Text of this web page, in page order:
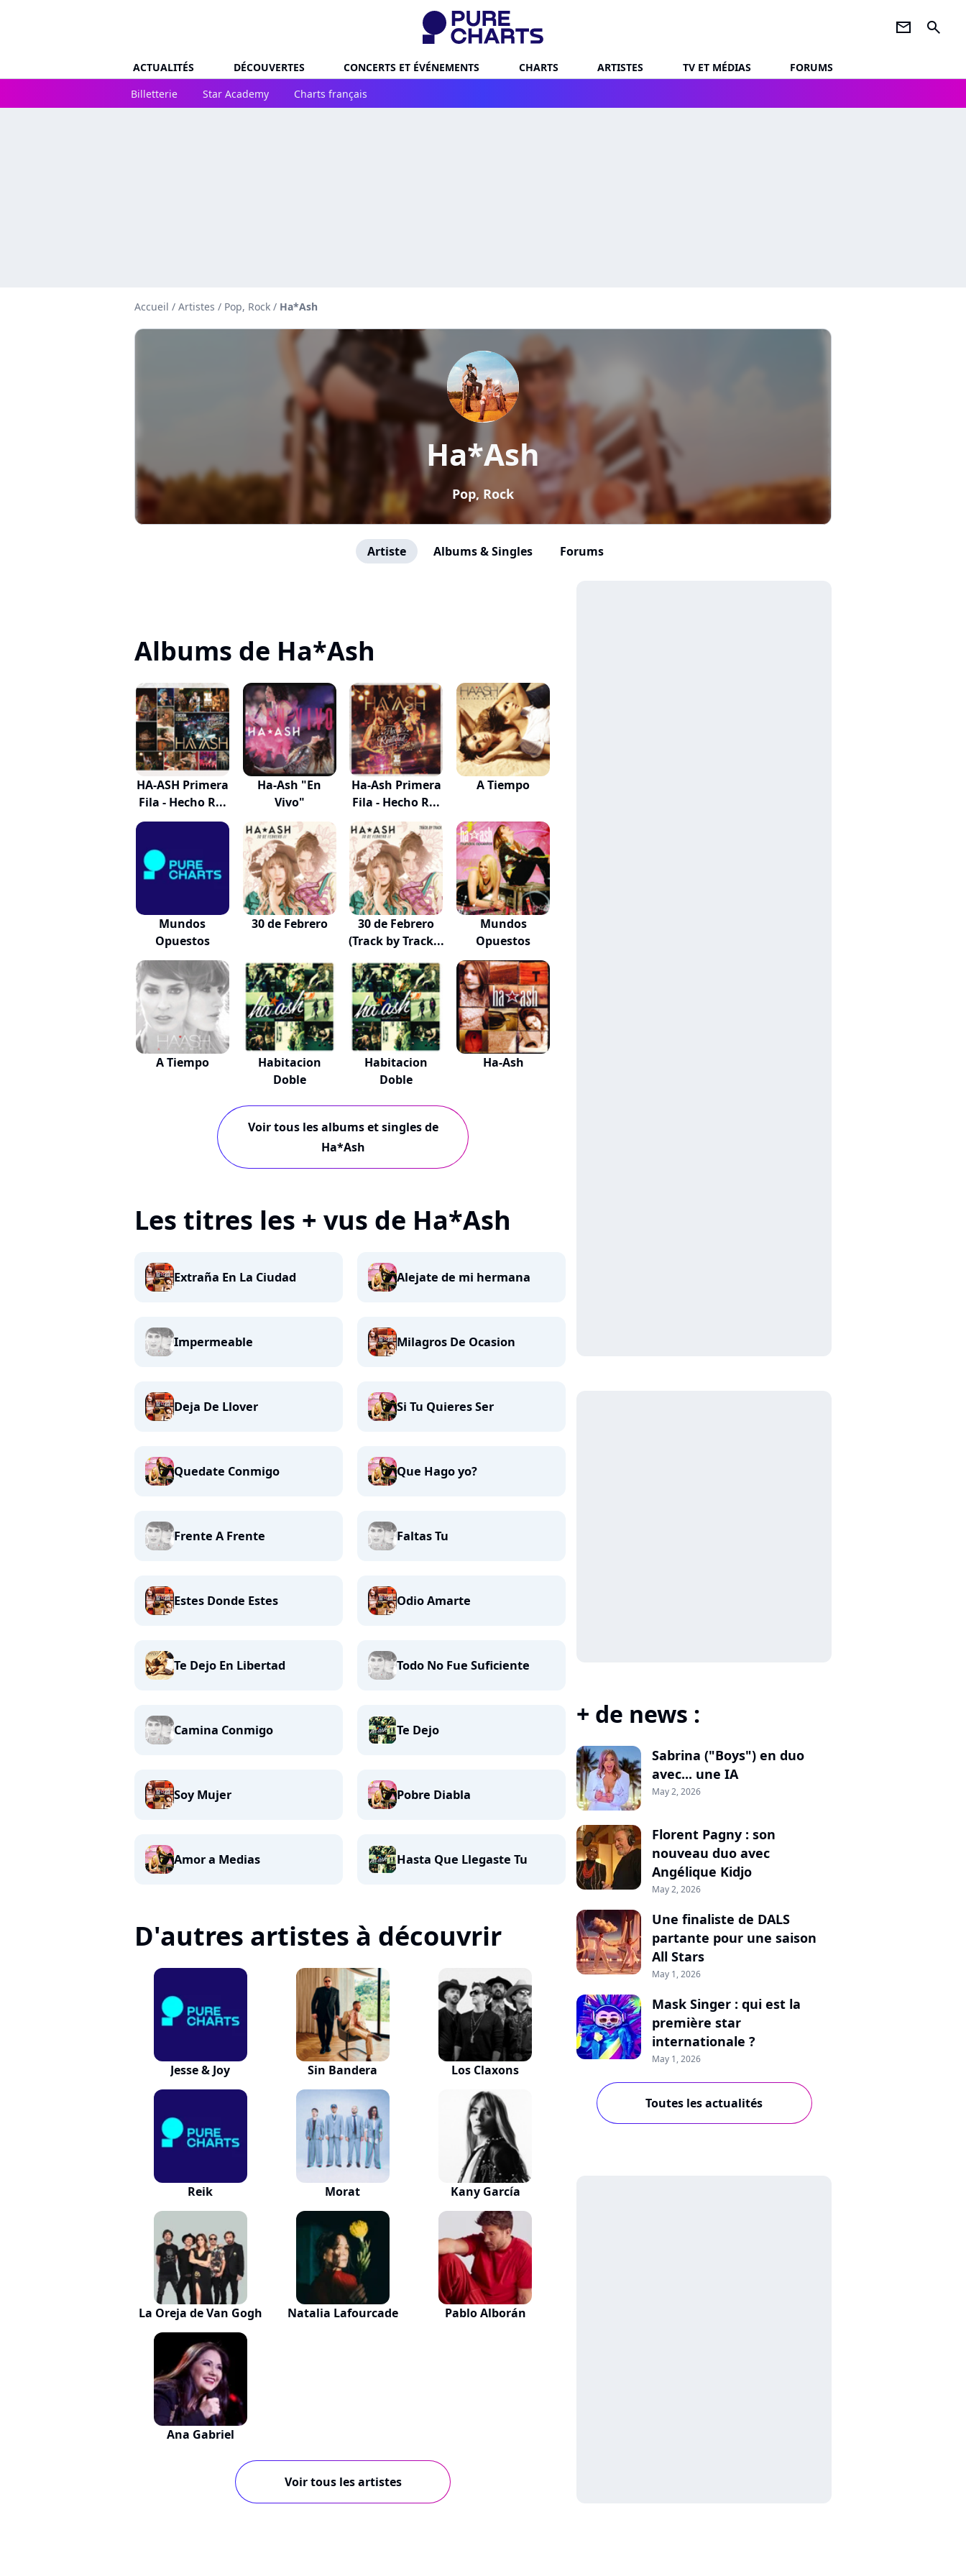
newsletter search
ACTUALITÉS DÉCOUVERTES CONCERTS ET ÉVÉNEMENTS CHARTS ARTISTES TV ET MÉDIAS
FORUMS
Billetterie
Star Academy Charts français
Accueil / Artistes / Pop, Rock / Ha*Ash
Ha*Ash
Pop, Rock
Artiste Albums & Singles Forums
Albums de Ha*Ash
HA-ASH Primera
Fila - Hecho R...
Ha-Ash "En
Vivo"
Ha-Ash Primera
Fila - Hecho R...
A Tiempo
Mundos
Opuestos
30 de Febrero
30 de Febrero
(Track by Track...
Mundos
Opuestos
A Tiempo
Habitacion
Doble
Habitacion
Doble
Ha-Ash
Voir tous les albums et singles de
Ha*Ash
Les titres les + vus de Ha*Ash
Extraña En La Ciudad Alejate de mi hermana
Impermeable Milagros De Ocasion
Deja De Llover Si Tu Quieres Ser
Quedate Conmigo Que Hago yo?
Frente A Frente Faltas Tu
Estes Donde Estes Odio Amarte
Te Dejo En Libertad Todo No Fue Suficiente
Camina Conmigo Te Dejo
Soy Mujer Pobre Diabla
Amor a Medias Hasta Que Llegaste Tu
D'autres artistes à découvrir
Jesse & Joy Sin Bandera Los Claxons
Reik Morat Kany García
La Oreja de Van Gogh Natalia Lafourcade Pablo Alborán
Ana Gabriel
Voir tous les artistes
+ de news :
Sabrina ("Boys") en duo
avec... une IA
May 2, 2026
Florent Pagny : son
nouveau duo avec
Angélique Kidjo
May 2, 2026
Une finaliste de DALS
partante pour une saison
All Stars
May 1, 2026
Mask Singer : qui est la
première star
internationale ?
May 1, 2026
Toutes les actualités